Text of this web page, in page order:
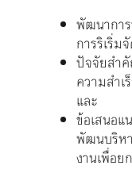
พัฒนากา
การริเริ่
ปัจจัยสำ
ความสำเ
และ
ข้อเสนอ
พัฒนบริห
งานเพื่อย